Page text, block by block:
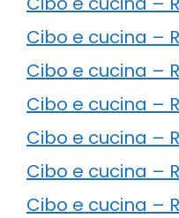
Cibo e cucina –
Cibo e cucina –
Cibo e cucina –
Cibo e cucina –
Cibo e cucina –
Cibo e cucina –